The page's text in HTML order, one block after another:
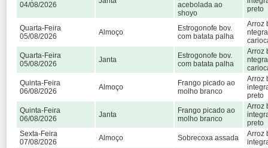
04/08/2026
acebolada ao
shoyo
preto
Quarta-Feira
05/08/2026
Almoço
Estrogonofe bov.
com batata palha
Arroz
Quarta-Feira
05/08/2026
Janta
Estrogonofe bov.
com batata palha
Arroz
Quinta-Feira
06/08/2026
Almoço
Frango picado ao
molho branco
Arroz
preto
Quinta-Feira
06/08/2026
Janta
Frango picado ao
molho branco
Arroz
preto
Sexta-Feira
07/08/2026
Almoço Sobrecoxa assada
Arroz